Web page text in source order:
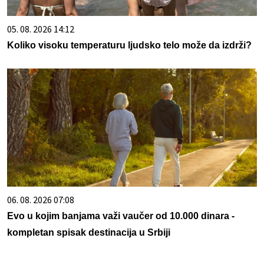
05. 08. 2026 14:12
Koliko visoku temperaturu ljudsko telo može da izdrži?
06. 08. 2026 07:08
Evo u kojim banjama važi vaučer od 10.000 dinara -
kompletan spisak destinacija u Srbiji